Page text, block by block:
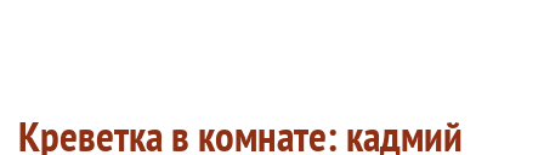
Креветка в комнате: кадмий